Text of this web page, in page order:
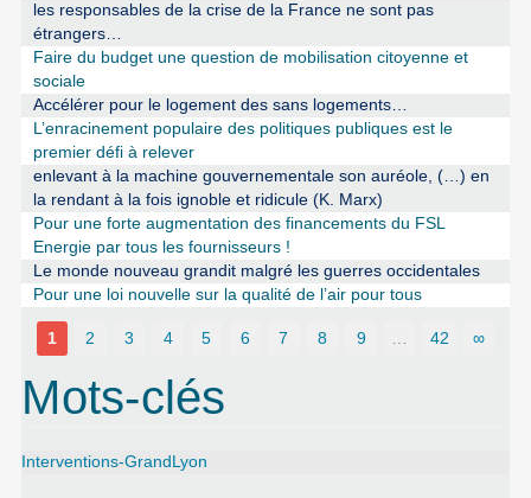
les responsables de la crise de la France ne sont pas
étrangers…
Faire du budget une question de mobilisation citoyenne et
sociale
Accélérer pour le logement des sans logements…
L’enracinement populaire des politiques publiques est le
premier défi à relever
enlevant à la machine gouvernementale son auréole, (…) en
la rendant à la fois ignoble et ridicule (K. Marx)
Pour une forte augmentation des financements du FSL
Energie par tous les fournisseurs !
Le monde nouveau grandit malgré les guerres occidentales
Pour une loi nouvelle sur la qualité de l’air pour tous
1 2 3 4 5 6 7 8 9 42 ∞
Mots-clés
Interventions-GrandLyon